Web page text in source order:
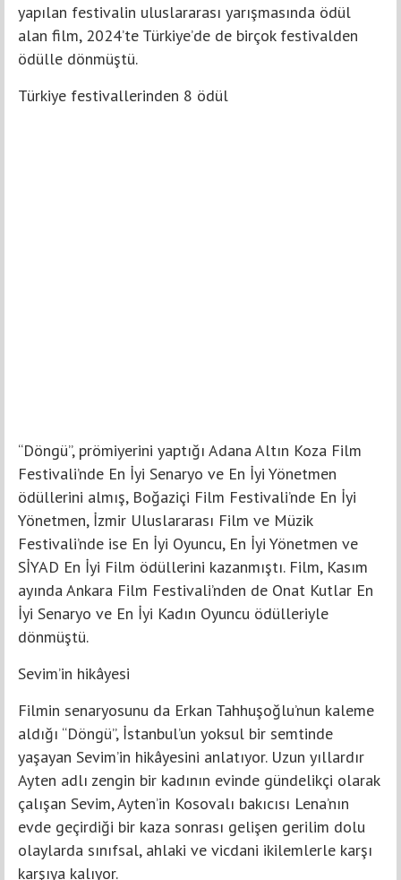
yapılan festivalin uluslararası yarışmasında ödül
alan film, 2024’te Türkiye’de de birçok festivalden
ödülle dönmüştü.
Türkiye festivallerinden 8 ödül
“Döngü”, prömiyerini yaptığı Adana Altın Koza Film
Festivali’nde En İyi Senaryo ve En İyi Yönetmen
ödüllerini almış, Boğaziçi Film Festivali’nde En İyi
Yönetmen, İzmir Uluslararası Film ve Müzik
Festivali’nde ise En İyi Oyuncu, En İyi Yönetmen ve
SİYAD En İyi Film ödüllerini kazanmıştı. Film, Kasım
ayında Ankara Film Festivali’nden de Onat Kutlar En
İyi Senaryo ve En İyi Kadın Oyuncu ödülleriyle
dönmüştü.
Sevim’in hikâyesi
Filmin senaryosunu da Erkan Tahhuşoğlu’nun kaleme
aldığı “Döngü”, İstanbul’un yoksul bir semtinde
yaşayan Sevim’in hikâyesini anlatıyor. Uzun yıllardır
Ayten adlı zengin bir kadının evinde gündelikçi olarak
çalışan Sevim, Ayten’in Kosovalı bakıcısı Lena’nın
evde geçirdiği bir kaza sonrası gelişen gerilim dolu
olaylarda sınıfsal, ahlaki ve vicdani ikilemlerle karşı
karşıya kalıyor.